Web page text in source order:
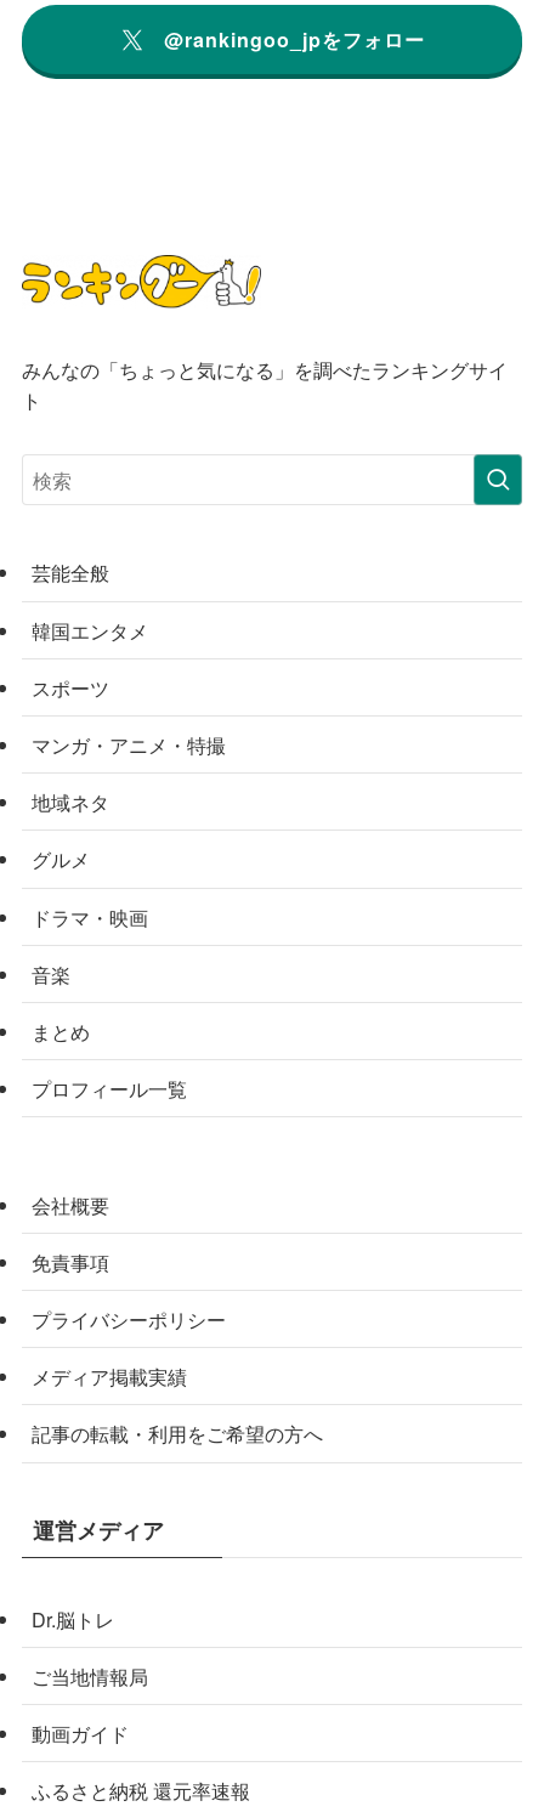
@rankingoo_jpをフォロー
みんなの「ちょっと気になる」を調べたランキングサイ
ト
芸能全般
韓国エンタメ
スポーツ
マンガ・アニメ・特撮
地域ネタ
グルメ
ドラマ・映画
音楽
まとめ
プロフィール一覧
会社概要
免責事項
プライバシーポリシー
メディア掲載実績
記事の転載・利用をご希望の方へ
運営メディア
Dr.脳トレ
ご当地情報局
動画ガイド
ふるさと納税 還元率速報